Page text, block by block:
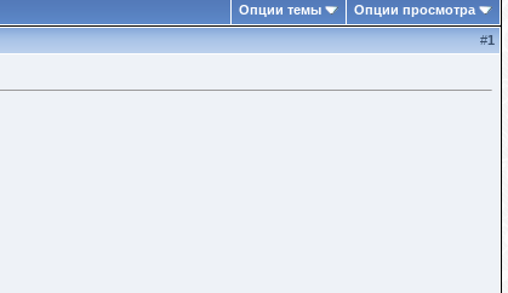
Опции темы Опции просмотра
#1